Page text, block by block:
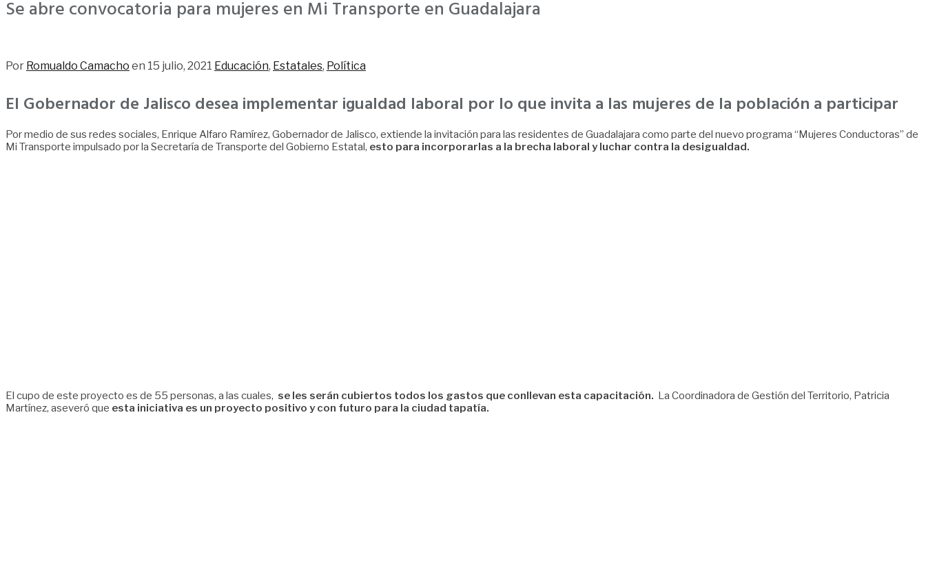
Se abre convocatoria para mujeres en Mi Transporte en Guadalajara
Por Romualdo Camacho en 15 julio, 2021 Educación, Estatales, Política
El Gobernador de Jalisco desea implementar igualdad laboral por lo que invita a las mujeres de la población a participar
Por medio de sus redes sociales, Enrique Alfaro Ramírez, Gobernador de Jalisco, extiende la invitación para las residentes de Guadalajara como parte del nuevo programa “Mujeres Conductoras” de
Mi Transporte impulsado por la Secretaría de Transporte del Gobierno Estatal, esto para incorporarlas a la brecha laboral y luchar contra la desigualdad.
El cupo de este proyecto es de 55 personas, a las cuales, se les serán cubiertos todos los gastos que conllevan esta capacitación. La Coordinadora de Gestión del Territorio, Patricia
Martínez, aseveró que esta iniciativa es un proyecto positivo y con futuro para la ciudad tapatía.